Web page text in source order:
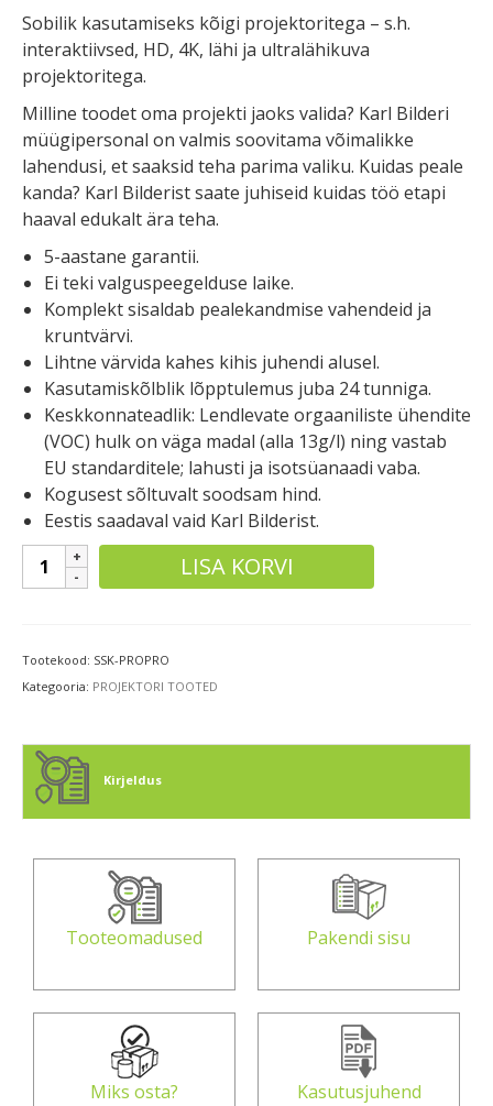
Sobilik kasutamiseks kõigi projektoritega – s.h.
interaktiivsed, HD, 4K, lähi ja ultralähikuva
projektoritega.
Milline toodet oma projekti jaoks valida? Karl Bilderi
müügipersonal on valmis soovitama võimalikke
lahendusi, et saaksid teha parima valiku. Kuidas peale
kanda? Karl Bilderist saate juhiseid kuidas töö etapi
haaval edukalt ära teha.
5-aastane garantii.
Ei teki valguspeegelduse laike.
Komplekt sisaldab pealekandmise vahendeid ja
kruntvärvi.
Lihtne värvida kahes kihis juhendi alusel.
Kasutamiskõlblik lõpptulemus juba 24 tunniga.
Keskkonnateadlik: Lendlevate orgaaniliste ühendite
(VOC) hulk on väga madal (alla 13g/l) ning vastab
EU standarditele; lahusti ja isotsüanaadi vaba.
Kogusest sõltuvalt soodsam hind.
Eestis saadaval vaid Karl Bilderist.
Smart
projektorivärv
LISA KORVI
Tootekood: SSK-PROPRO
Kategooria: PROJEKTORI TOOTED
Kirjeldus
Tooteomadused Pakendi sisu
Miks osta? Kasutusjuhend